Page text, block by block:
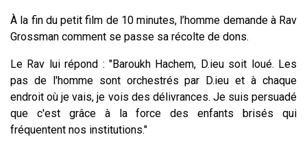
À la fin du petit film de 10 minutes, l’homme demande à Rav
Grossman comment se passe sa récolte de dons.
Le Rav lui répond : "Baroukh Hachem, D.ieu soit loué. Les
pas de l'homme sont orchestrés par D.ieu et à chaque
endroit où je vais, je vois des délivrances. Je suis persuadé
que c'est grâce à la force des enfants brisés qui
fréquentent nos institutions."